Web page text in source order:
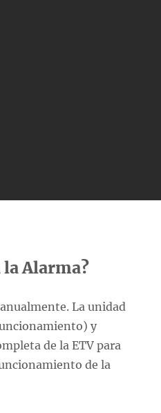
la Alarma?
La unidad
y
de la ETV para
de la